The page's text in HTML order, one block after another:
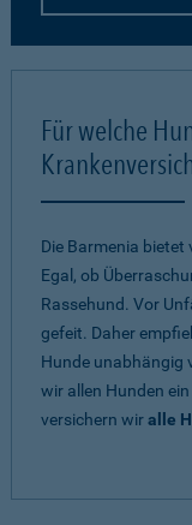
Für welche
Die Barmenia bietet
Egal, ob
Rassehund. Vor
gefeit. Daher
Hunde unabhängig
wir allen Hunden
versichern wiralle